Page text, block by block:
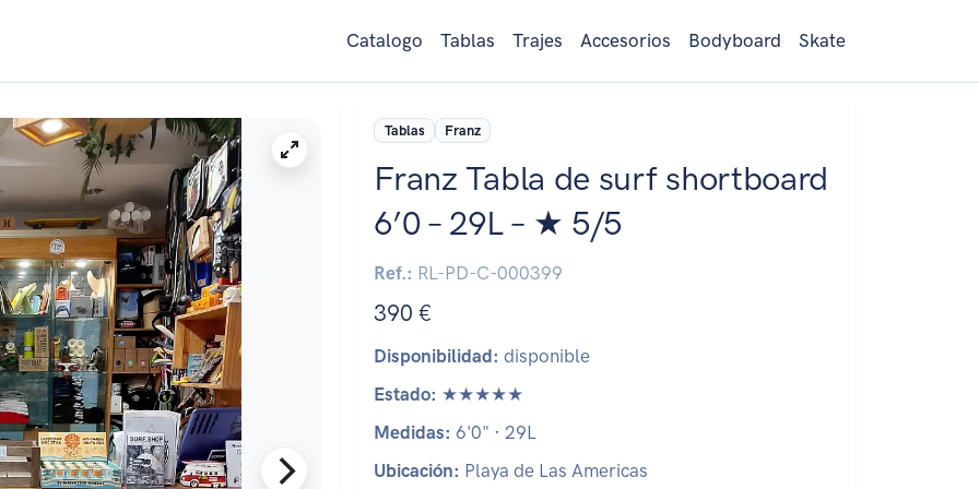
Catalogo
Tablas Trajes Accesorios Bodyboard Skate
Tablas Franz
Franz Tabla de surf shortboard
6’0 – 29L – ★ 5/5
Ref.: RL-PD-C-000399
390 €
Disponibilidad: disponible
Estado: ★★★★★
Medidas: 6'0" · 29L
Ubicación: Playa de Las Americas